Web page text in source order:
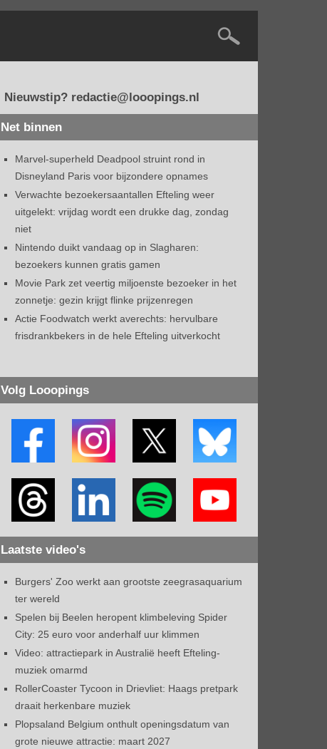
Nieuwstip? redactie@looopings.nl
Net binnen
Marvel-superheld Deadpool struint rond in
Disneyland Paris voor bijzondere opnames
Verwachte bezoekersaantallen Efteling weer
uitgelekt: vrijdag wordt een drukke dag, zondag
niet
Nintendo duikt vandaag op in Slagharen:
bezoekers kunnen gratis gamen
Movie Park zet veertig miljoenste bezoeker in het
zonnetje: gezin krijgt flinke prijzenregen
Actie Foodwatch werkt averechts: hervulbare
frisdrankbekers in de hele Efteling uitverkocht
Volg Looopings
Laatste video's
Burgers' Zoo werkt aan grootste zeegrasaquarium
ter wereld
Spelen bij Beelen heropent klimbeleving Spider
City: 25 euro voor anderhalf uur klimmen
Video: attractiepark in Australië heeft Efteling-
muziek omarmd
RollerCoaster Tycoon in Drievliet: Haags pretpark
draait herkenbare muziek
Plopsaland Belgium onthult openingsdatum van
grote nieuwe attractie: maart 2027